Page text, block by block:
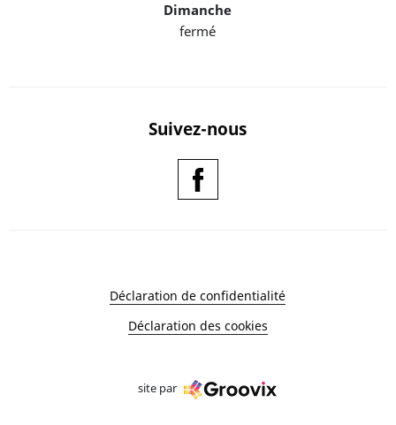
Dimanche
fermé
Suivez-nous
Déclaration de confidentialité
Déclaration des cookies
site par